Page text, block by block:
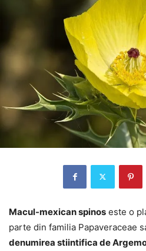
Macul-mexican spinos este o
parte din familia Papaveraceae
denumirea stiintifica de